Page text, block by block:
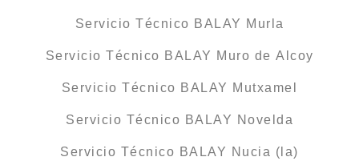
Servicio Técnico BALAY Murla
Servicio Técnico BALAY Muro de Alcoy
Servicio Técnico BALAY Mutxamel
Servicio Técnico BALAY Novelda
Servicio Técnico BALAY Nucia (la)